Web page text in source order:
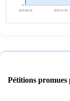
0
2018-08-26 2019-01-05
Pétitions